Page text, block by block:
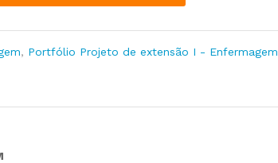
, Portfólio Projeto de extensão I - Enfermagem